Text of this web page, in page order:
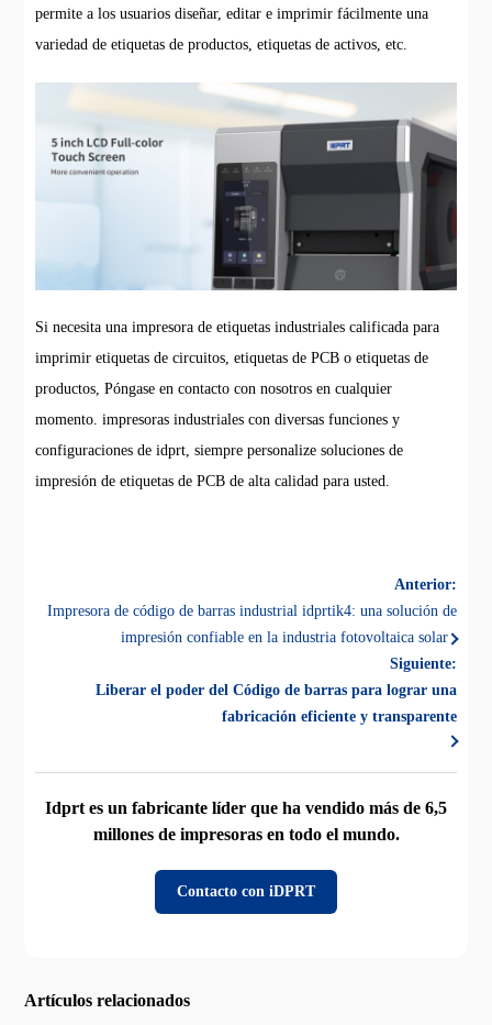
permite a los usuarios diseñar, editar e imprimir fácilmente una
variedad de etiquetas de productos, etiquetas de activos, etc.
Si necesita una impresora de etiquetas industriales calificada para
imprimir etiquetas de circuitos, etiquetas de PCB o etiquetas de
productos, Póngase en contacto con nosotros en cualquier
momento. impresoras industriales con diversas funciones y
configuraciones de idprt, siempre personalize soluciones de
impresión de etiquetas de PCB de alta calidad para usted.
Anterior:
Impresora de código de barras industrial idprtik4: una solución de
impresión confiable en la industria fotovoltaica solar
Siguiente:
Liberar el poder del Código de barras para lograr una
fabricación eficiente y transparente
Idprt es un fabricante líder que ha vendido más de 6,5
millones de impresoras en todo el mundo.
Contacto con iDPRT
Artículos relacionados